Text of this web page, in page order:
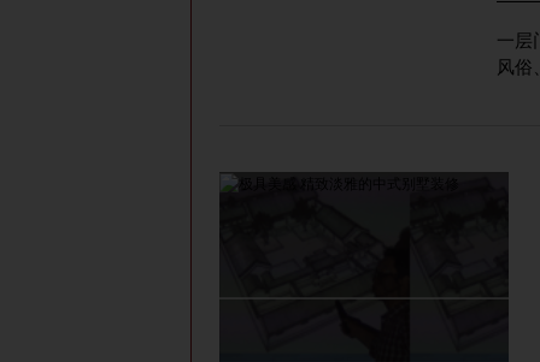
一层门厅 一层门厅 室内装饰设计
风俗